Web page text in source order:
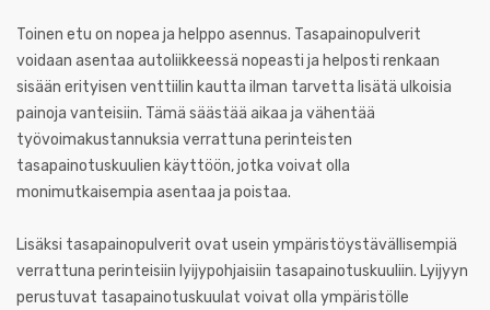
Toinen etu on nopea ja helppo asennus. Tasapainopulverit
voidaan asentaa autoliikkeessä nopeasti ja helposti renkaan
sisään erityisen venttiilin kautta ilman tarvetta lisätä ulkoisia
painoja vanteisiin. Tämä säästää aikaa ja vähentää
työvoimakustannuksia verrattuna perinteisten
tasapainotuskuulien käyttöön, jotka voivat olla
monimutkaisempia asentaa ja poistaa.
Lisäksi tasapainopulverit ovat usein ympäristöystävällisempiä
verrattuna perinteisiin lyijypohjaisiin tasapainotuskuuliin. Lyijyyn
perustuvat tasapainotuskuulat voivat olla ympäristölle